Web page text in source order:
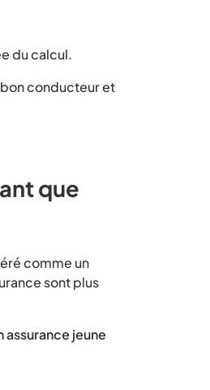
du calcul.
conducteur et
que
comme un
sont plus
assurance jeune